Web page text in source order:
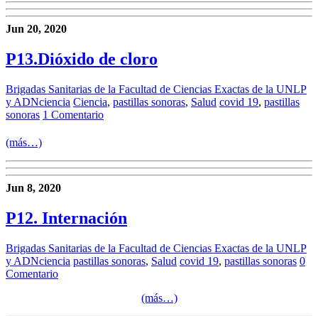
Jun 20, 2020
P13.Dióxido de cloro
Brigadas Sanitarias de la Facultad de Ciencias Exactas de la UNLP
y ADNciencia Ciencia, pastillas sonoras, Salud covid 19, pastillas
sonoras 1 Comentario
(más…)
Jun 8, 2020
P12. Internación
Brigadas Sanitarias de la Facultad de Ciencias Exactas de la UNLP
y ADNciencia pastillas sonoras, Salud covid 19, pastillas sonoras 0
Comentario
(más…)